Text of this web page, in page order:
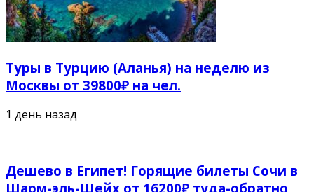
Туры в Турцию (Аланья) на неделю из
Москвы от 39800₽ на чел.
1 день назад
Дешево в Египет! Горящие билеты Сочи в
Шарм-эль-Шейх от 16200₽ туда-обратно